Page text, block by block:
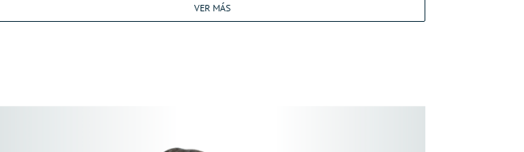
VER MÁS